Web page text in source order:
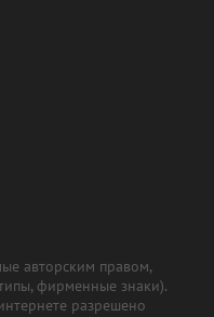
авторским правом,
фирменные знаки).
разрешено